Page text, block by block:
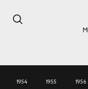
1954 1955 1956